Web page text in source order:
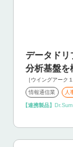
データドリ
分析基盤を
［ウイングアーク
情報通信業 人
【連携製品】